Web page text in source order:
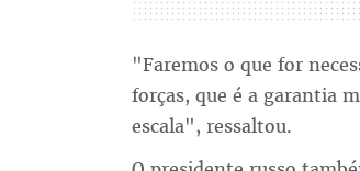
"Faremos o que for
forças, que é a garantia
escala", ressaltou.